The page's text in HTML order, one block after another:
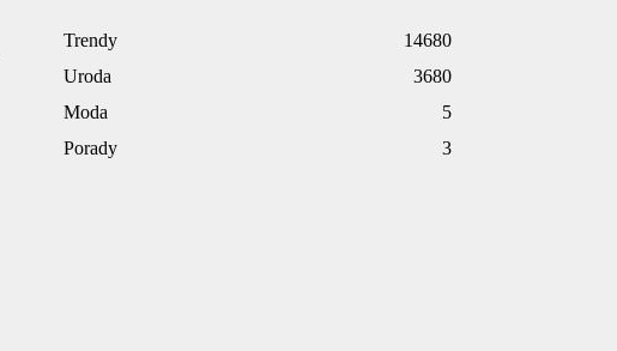
Trendy
14680
Uroda
3680
Moda
5
Porady
3